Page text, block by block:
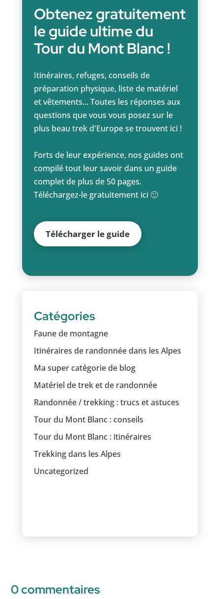
Obtenez gratuitement
le guide ultime du
Tour du Mont Blanc !
Itinéraires, refuges, conseils de
préparation physique, liste de matériel
et vêtements... Toutes les réponses aux
questions que vous vous posez sur le
plus beau trek d'Europe se trouvent ici !
Forts de leur expérience, nos guides ont
compilé tout leur savoir dans un guide
complet de plus de 50 pages.
Téléchargez-le gratuitement ici 🙂
Télécharger le guide
Catégories
Faune de montagne
Itinéraires de randonnée dans les Alpes
Ma super catégorie de blog
Matériel de trek et de randonnée
Randonnée / trekking : trucs et astuces
Tour du Mont Blanc : conseils
Tour du Mont Blanc : itinéraires
Trekking dans les Alpes
Uncategorized
0 commentaires